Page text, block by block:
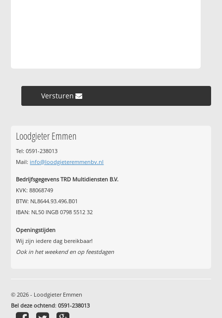
Versturen »
Loodgieter Emmen
Tel: 0591-238013
Mail: info@loodgieteremmenbv.nl
Bedrijfsgegevens TRD Multidiensten B.V.
KVK: 88068749
BTW: NL8644.93.496.B01
IBAN: NL50 INGB 0798 5512 32
Openingstijden
Wij zijn iedere dag bereikbaar!
Ook in het weekend en op feestdagen
© 2026 - Loodgieter Emmen
Bel deze ochtend:0591-238013